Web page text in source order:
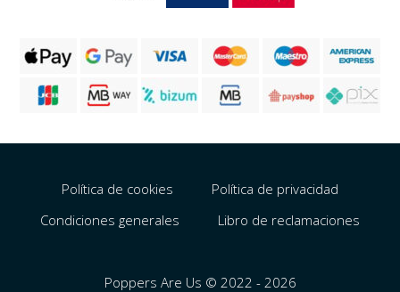
Política de cookies
Política de privacidad
Condiciones generales
Libro de reclamaciones
Poppers Are Us © 2022 - 2026